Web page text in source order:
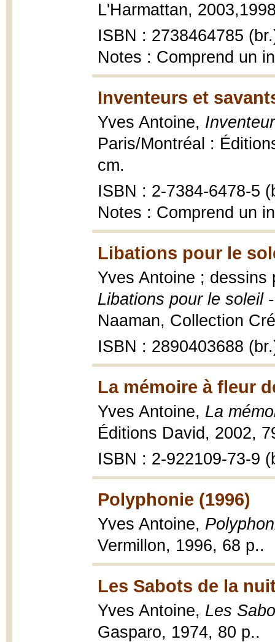
L'Harmattan,
ISBN : 2738464785
Notes : Comprend un
Inventeurs et
Yves Antoine,
Paris/Montréal :
cm.
ISBN : 2-7384-6478-5
Notes : Comprend un
Libations pour le
Yves Antoine ; dessins
Libations pour le soleil
Naaman, Collection
ISBN : 2890403688
La mémoire à fleur
Yves Antoine, La
Éditions David, 2002,
ISBN : 2-922109-73-9
Polyphonie (1996)
Yves Antoine,
Vermillon, 1996, 68 p..
Les Sabots de la
Yves Antoine, Les
Gasparo, 1974, 80 p..